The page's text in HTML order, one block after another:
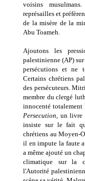
voisins
représailles et
de la misère de la
Abu Toameh.
Ajoutons les
palestinienne (AP)
persécutions et ne
Certains chrétiens
des persécuteurs.
membre du clergé
innocenté totalement
Persecution, un livre
insiste sur le fait
chrétiens au Moyen-
il en impute la faute
a même ajouté un
climatique sur la
l'Autorité